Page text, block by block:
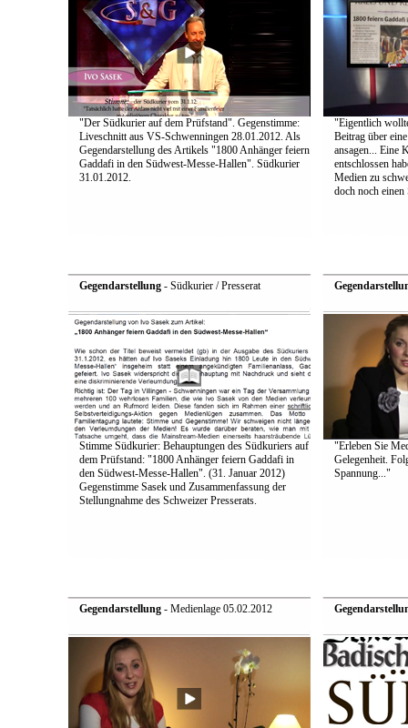
"Der Südkurier auf dem Prüfstand". Gegenstimme:
Liveschnitt aus VS-Schwenningen 28.01.2012. Als
Gegendarstellung des Artikels "1800 Anhänger feiern
Gaddafi in den Südwest-Messe-Hallen". Südkurier
31.01.2012.
"Eigentlich
Beitrag über
ansagen... Eine
entschlossen
Medien zu
doch noch
Gegendarstellung- Südkurier / Presserat
Stimme Südkurier: Behauptungen des Südkuriers auf
dem Prüfstand: "1800 Anhänger feiern Gaddafi in
den Südwest-Messe-Hallen". (31. Januar 2012)
Gegenstimme Sasek und Zusammenfassung der
Stellungnahme des Schweizer Presserats.
"Erleben Sie
Gelegenheit.
Spannung..."
Gegendarstellung- Medienlage 05.02.2012